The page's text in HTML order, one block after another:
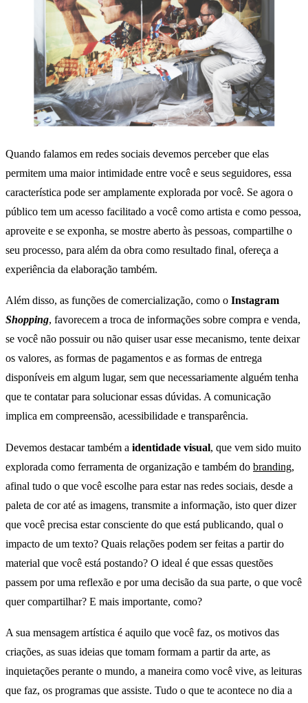
Quando falamos em redes sociais devemos perceber que elas
permitem uma maior intimidade entre você e seus seguidores, essa
característica pode ser amplamente explorada por você. Se agora o
público tem um acesso facilitado a você como artista e como pessoa,
aproveite e se exponha, se mostre aberto às pessoas, compartilhe o
seu processo, para além da obra como resultado final, ofereça a
experiência da elaboração também.
Além disso, as funções de comercialização, como o Instagram
Shopping, favorecem a troca de informações sobre compra e venda,
se você não possuir ou não quiser usar esse mecanismo, tente deixar
os valores, as formas de pagamentos e as formas de entrega
disponíveis em algum lugar, sem que necessariamente alguém tenha
que te contatar para solucionar essas dúvidas. A comunicação
implica em compreensão, acessibilidade e transparência.
Devemos destacar também a identidade visual, que vem sido muito
explorada como ferramenta de organização e também do branding,
afinal tudo o que você escolhe para estar nas redes sociais, desde a
paleta de cor até as imagens, transmite a informação, isto quer dizer
que você precisa estar consciente do que está publicando, qual o
impacto de um texto? Quais relações podem ser feitas a partir do
material que você está postando? O ideal é que essas questões
passem por uma reflexão e por uma decisão da sua parte, o que você
quer compartilhar? E mais importante, como?
A sua mensagem artística é aquilo que você faz, os motivos das
criações, as suas ideias que tomam formam a partir da arte, as
inquietações perante o mundo, a maneira como você vive, as leituras
que faz, os programas que assiste. Tudo o que te acontece no dia a